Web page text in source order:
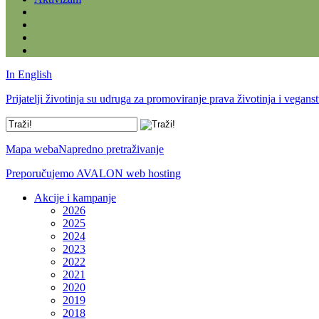
In English
Prijatelji životinja su udruga za promoviranje prava životinja i
Mapa webaNapredno pretraživanje
Preporučujemo AVALON web hosting
Akcije i kampanje
2026
2025
2024
2023
2022
2021
2020
2019
2018